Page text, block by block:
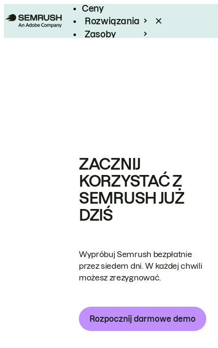
Ceny
Rozwiązania
Zasoby
ZACZNIJ
KORZYSTAĆ Z
SEMRUSH JUŻ
DZIŚ
Wypróbuj Semrush bezpłatnie
przez siedem dni. W każdej chwili
możesz zrezygnować.
Rozpocznij darmowe demo